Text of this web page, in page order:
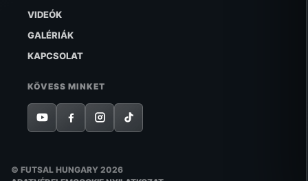
VIDEÓK
GALÉRIÁK
KAPCSOLAT
KÖVESS MINKET
© FUTSAL HUNGARY 2026